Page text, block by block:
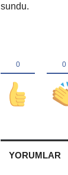
sundu.
YORUMLAR